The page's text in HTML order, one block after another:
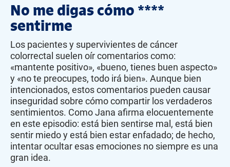
No me digas cómo ****
sentirme
Los pacientes y supervivientes de cáncer
colorrectal suelen oír comentarios como:
«mantente positivo», «bueno, tienes buen aspecto»
y «no te preocupes, todo irá bien». Aunque bien
intencionados, estos comentarios pueden causar
inseguridad sobre cómo compartir los verdaderos
sentimientos. Como Jana afirma elocuentemente
en este episodio: está bien sentirse mal, está bien
sentir miedo y está bien estar enfadado; de hecho,
intentar ocultar esas emociones no siempre es una
gran idea.